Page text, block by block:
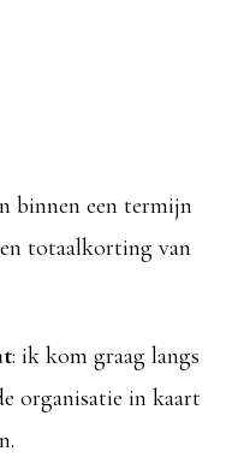
binnen een termijn
totaalkorting van
: ik kom graag langs
organisatie in kaart